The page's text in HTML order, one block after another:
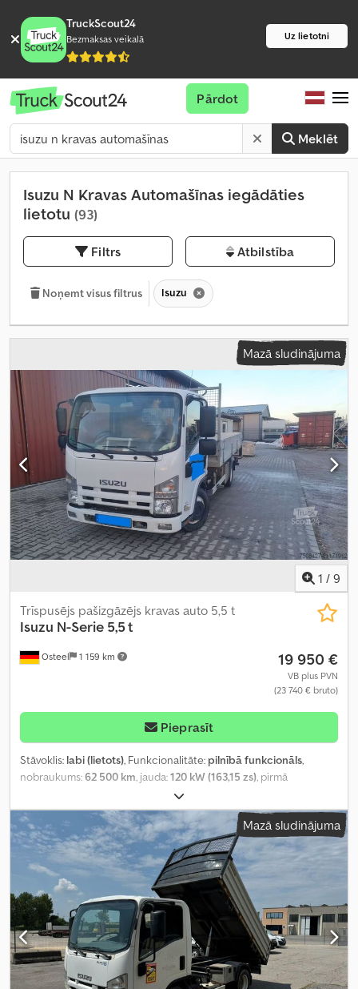
TruckScout24
Bezmaksas veikalā Uz lietotni
Meklēt
Pārdot
Isuzu N Kravas Automašīnas iegādāties
lietotu (93)
Filtrs Atbilstība
Noņemt visus filtrus Isuzu
Mazā sludinājuma
1 / 9
Osteel 1 159 km
Trīspusējs pašizgāzējs kravas auto 5,5 t
Isuzu N-Serie 5,5 t
19 950 €
VB plus PVN
(23 740 € bruto)
Pieprasīt
Stāvoklis: labi (lietots), Funkcionalitāte: pilnībā funkcionāls,
nobraukums:62 500 km, jauda:120 kW (163,15 zs), pirmā
, degvielas veids:
205/75 R 16C, riepu stāvoklis:90 procenti, nākamā pārbaude
(TÜV):
02/2027 , krāsa:balts, vadītāja kabīne: dienas kabīne,
pārnesuma veids:mehānisks, piekares sistēma: tērauds-gaiss
krautuves garums: 4 445 mm, iekraušanas vietas platums:1 950
, Aprīkojums:
ABS, Tahogrāfs, USB ports, centrālā atslēga,
elektriskais logu regulators, elektroniskā stabilitātes
programma (ESP), kravas automašīnas reģistrācija, kvēpu filtrs,
navigācijas sistēma, nesmēķētāju transportlīdzeklis,
paceļamais aizmugurējais borts, piekabes sakabe, stūres
pastiprinātājs, vilces kontroles sistēma,
Mazā sludinājuma